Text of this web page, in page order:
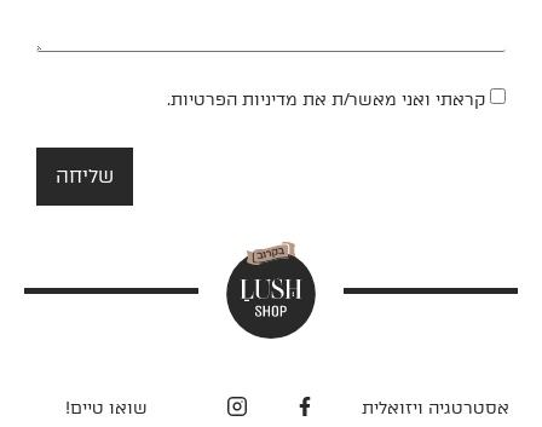
קראתי ואני מאשר/ת את מדיניות הפרטיות.
שליחה
אסטרטגיה ויזואלית שואו טיים!